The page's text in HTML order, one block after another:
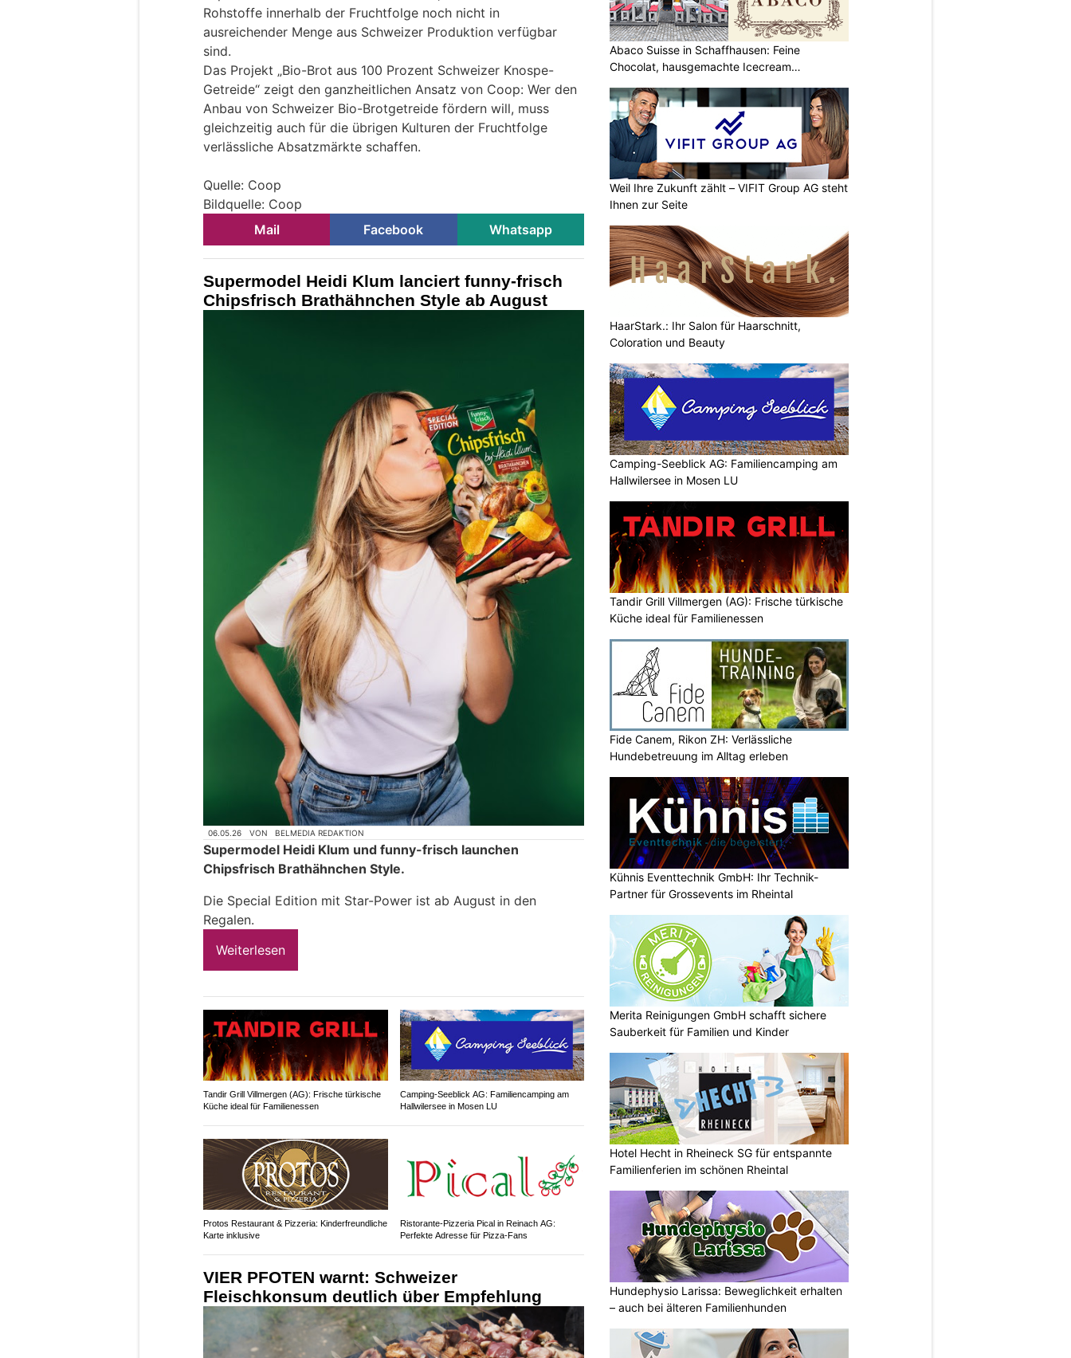
Rohstoffe innerhalb der Fruchtfolge noch nicht in
ausreichender Menge aus Schweizer Produktion verfügbar
sind.
Das Projekt „Bio-Brot aus 100 Prozent Schweizer Knospe-
Getreide“ zeigt den ganzheitlichen Ansatz von Coop: Wer den
Anbau von Schweizer Bio-Brotgetreide fördern will, muss
gleichzeitig auch für die übrigen Kulturen der Fruchtfolge
verlässliche Absatzmärkte schaffen.
Quelle: Coop
Bildquelle: Coop
Mail
Facebook Whatsapp
Supermodel Heidi Klum lanciert funny-frisch
Chipsfrisch Brathähnchen Style ab August
06.05.26 VON BELMEDIA REDAKTION
Supermodel Heidi Klum und funny-frisch launchen
Chipsfrisch Brathähnchen Style.
Die Special Edition mit Star-Power ist ab August in den
Regalen.
Weiterlesen
Tandir Grill Villmergen (AG): Frische türkische
Küche ideal für Familienessen
Camping-Seeblick AG: Familiencamping am
Hallwilersee in Mosen LU
Protos Restaurant & Pizzeria: Kinderfreundliche
Karte inklusive
Ristorante-Pizzeria Pical in Reinach AG:
Perfekte Adresse für Pizza-Fans
VIER PFOTEN warnt: Schweizer
Fleischkonsum deutlich über Empfehlung
Abaco Suisse in Schaffhausen: Feine
Chocolat, hausgemachte Icecream
Weil Ihre Zukunft zählt – VIFIT Group AG steht
Ihnen zur Seite
HaarStark.: Ihr Salon für Haarschnitt,
Coloration und Beauty
Camping-Seeblick AG: Familiencamping am
Hallwilersee in Mosen LU
Tandir Grill Villmergen (AG): Frische türkische
Küche ideal für Familienessen
Fide Canem, Rikon ZH: Verlässliche
Hundebetreuung im Alltag erleben
Kühnis Eventtechnik GmbH: Ihr Technik-
Partner für Grossevents im Rheintal
Merita Reinigungen GmbH schafft sichere
Sauberkeit für Familien und Kinder
Hotel Hecht in Rheineck SG für entspannte
Familienferien im schönen Rheintal
Hundephysio Larissa: Beweglichkeit erhalten
– auch bei älteren Familienhunden